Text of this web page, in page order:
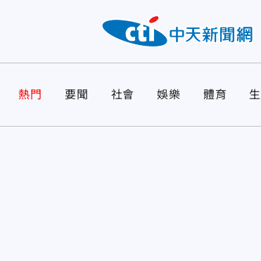
熱門 要聞 社會 娛樂 體育